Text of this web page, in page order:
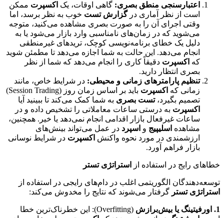
اعتبارسنجی منطق بصری: گاهی اوقات، یک اکسپرت ممکن
است از نظر آماری درگزارش تست خوب به نظر برسد، اما
وقتی اجرای آن را به صورت بصری مشاهده می‌کنید، متوجه
می‌شوید که در زمان‌های نامناسبی وارد بازار می‌شود یا به
دلیل یک خطای برنامه‌نویسی کوچک، تریدهای غیرمنطقی
انجام می‌دهد. این حالت به شما اجازه می‌دهد تا مطمئن شوید
که اکسپرت دقیقاً کاری را انجام می‌دهد که شما از نظر
بصری انتظار دارید.
تنظیم پارامترهای زمانی و محیطی: در شرایط خاص، مانند
زمانی که اکسپرت
باید بر اساس زمان روز (Session Trading)
تصمیم بگیرد،تست بصری به شما کمک می‌کند تا ببینید آیا
اکسپرت به درستی ساعات معاملاتی را تشخیص داده و در
ساعات غیرفعال بازار اقدامی انجام نمی‌دهد یا خیر. همچنین،
مشاهده اسلیپیج و اسپرد در عمل می‌تواند بینش‌های
ارزشمندی در مورد نحوه واکنش اکسپرت در شرایط نوسانی
بازار فراهم آورد.
خطاهای رایج در استفاده از استراتژی تستر
توسعه‌دهندگان الگوریتمی اغلب در دام‌های رایجی در استفاده از
استراتژی تستر گرفتار می‌شوند که نتایج را مخدوش می‌کند:
1. اورفیتینگ یا بیش‌برازش
(Overfitting): این خطرناک‌ترین خطا